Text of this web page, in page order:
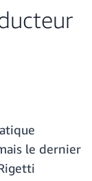
le dernier